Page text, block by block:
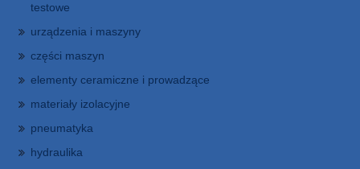
testowe
urządzenia i maszyny
części maszyn
elementy ceramiczne i prowadzące
materiały izolacyjne
pneumatyka
hydraulika